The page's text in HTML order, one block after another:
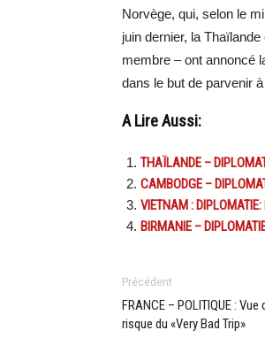
Norvège, qui, selon le
juin dernier, la
membre – ont annoncé
dans le but de parvenir
A Lire Aussi:
THAÏLANDE –
CAMBODGE –
VIETNAM :
BIRMANIE –
Précédent
FRANCE – POLITIQUE :
risque du «Very Bad Trip»